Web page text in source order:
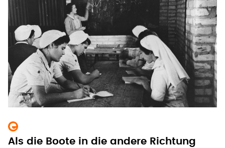
Als die Boote in die andere Richtung